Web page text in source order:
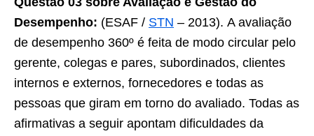
Desempenho: (ESAF / STN – 2013). A avaliação
de desempenho 360º é feita de modo circular pelo
gerente, colegas e pares, subordinados, clientes
internos e externos, fornecedores e todas as
pessoas que giram em torno do avaliado. Todas as
afirmativas a seguir apontam dificuldades da